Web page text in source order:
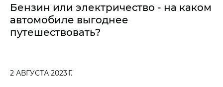
Бензин или электричество - на каком
автомобиле выгоднее
путешествовать?
2 АВГУСТА 2023 Г.